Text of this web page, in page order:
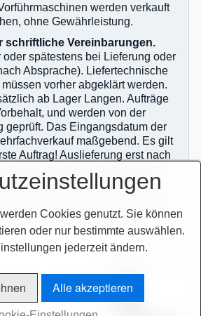
werden verkauft
ohne Gewährleistung.
schriftliche Vereinbarungen.
oder spätestens bei Lieferung oder
Absprache). Liefertechnische
vorher abgeklärt werden.
ab Lager Langen. Aufträge
und werden von der
geprüft. Das Eingangsdatum der
maßgebend. Es gilt
Auftrag! Auslieferung erst nach
Geschäftsbedingungen.
Auftragsbestätigungen.
zur Termin-
Sitemap intern
Cookies genutzt. Sie können
oder nur bestimmte auswählen.
jederzeit ändern.
Alle akzeptieren